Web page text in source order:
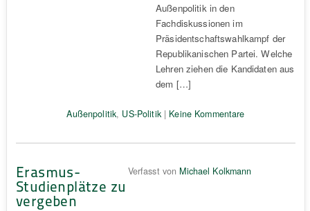
Außenpolitik in den
Fachdiskussionen im
Präsidentschaftswahlkampf der
Republikanischen Partei. Welche
Lehren ziehen die Kandidaten aus
dem […]
Außenpolitik, US-Politik| Keine Kommentare
Erasmus-
Studienplätze zu
vergeben
Verfasst von Michael Kolkmann